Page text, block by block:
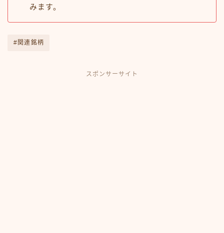
みます。
#関連銘柄
スポンサーサイト